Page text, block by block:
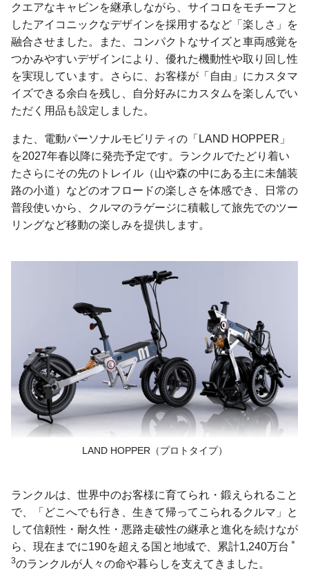
クエアなキャビンを継承しながら、サイコロをモチーフと
したアイコニックなデザインを採用するなど「楽しさ」を
融合させました。また、コンパクトなサイズと車両感覚を
つかみやすいデザインにより、優れた機動性や取り回し性
を実現しています。さらに、お客様が「自由」にカスタマ
イズできる余白を残し、自分好みにカスタムを楽しんでい
ただく用品も設定しました。
また、電動パーソナルモビリティの「LAND HOPPER」
を2027年春以降に発売予定です。ランクルでたどり着い
たさらにその先のトレイル（山や森の中にある主に未舗装
路の小道）などのオフロードの楽しさを体感でき、日常の
普段使いから、クルマのラゲージに積載して旅先でのツー
リングなど移動の楽しみを提供します。
LAND HOPPER（プロトタイプ）
ランクルは、世界中のお客様に育てられ・鍛えられること
で、「どこへでも行き、生きて帰ってこられるクルマ」と
して信頼性・耐久性・悪路走破性の継承と進化を続けなが
ら、現在までに190を超える国と地域で、累計1,240万台 ＊
3のランクルが人々の命や暮らしを支えてきました。